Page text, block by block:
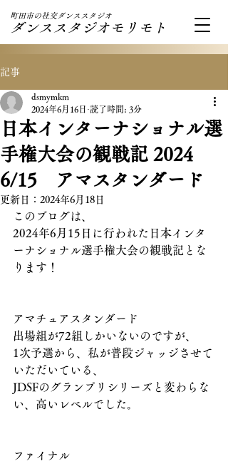
町田市の社交ダンススタジオ
ダンススタジオモリモト
記事
日本インターナショナル選
手権大会の観戦記 2024
6/15 アマスタンダード
dsmymkm
2024年6月16日 読了時間: 3分
更新日： 2024年6月18日
このブログは、
2024年6月15日に行われた日本インタ
ーナショナル選手権大会の観戦記とな
ります！
アマチュアスタンダード
出場組が72組しかいないのですが、
1次予選から、私が普段ジャッジさせて
いただいている、
JDSFのグランプリシリーズと変わらな
い、高いレベルでした。
ファイナル